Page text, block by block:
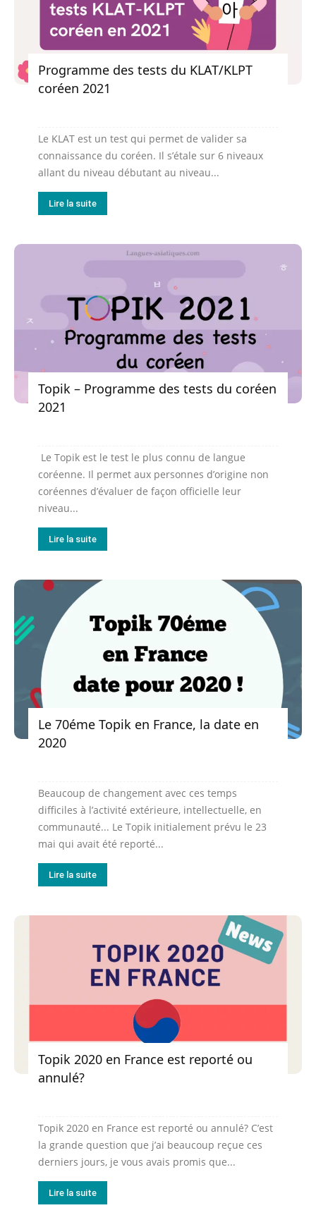
Programme des tests du KLAT/KLPT
coréen 2021
Le KLAT est un test qui permet de valider sa
connaissance du coréen. Il s’étale sur 6 niveaux
allant du niveau débutant au niveau...
Lire la suite
Topik – Programme des tests du coréen
2021
Le Topik est le test le plus connu de langue
coréenne. Il permet aux personnes d’origine non
coréennes d’évaluer de façon officielle leur
niveau...
Lire la suite
Le 70éme Topik en France, la date en
2020
Beaucoup de changement avec ces temps
difficiles à l’activité extérieure, intellectuelle, en
communauté... Le Topik initialement prévu le 23
mai qui avait été reporté...
Lire la suite
Topik 2020 en France est reporté ou
annulé?
Topik 2020 en France est reporté ou annulé? C’est
la grande question que j’ai beaucoup reçue ces
derniers jours, je vous avais promis que...
Lire la suite